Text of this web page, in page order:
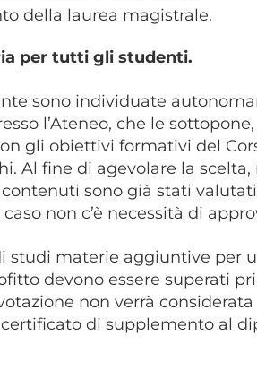
della laurea magistrale.
per tutti gli studenti.
sono individuate
l’Ateneo, che le sottopone,
gli obiettivi formativi del
Al fine di agevolare la
sono già stati
non c’è necessità di
studi materie aggiuntive per
devono essere superati
non verrà
di supplemento al